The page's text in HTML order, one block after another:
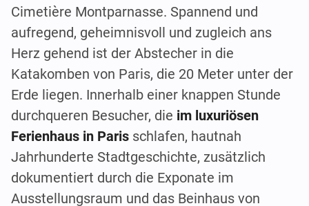
Cimetière Montparnasse. Spannend und
aufregend, geheimnisvoll und zugleich ans
Herz gehend ist der Abstecher in die
Katakomben von Paris, die 20 Meter unter der
Erde liegen. Innerhalb einer knappen Stunde
durchqueren Besucher, die im luxuriösen
Ferienhaus in Paris schlafen, hautnah
Jahrhunderte Stadtgeschichte, zusätzlich
dokumentiert durch die Exponate im
Ausstellungsraum und das Beinhaus von